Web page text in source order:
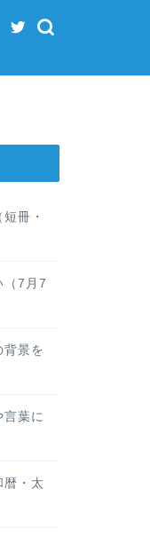
冊・
（7月7
背景を
言葉に
暦・太